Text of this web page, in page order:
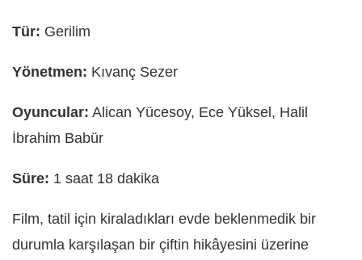
Tür: Gerilim
Yönetmen: Kıvanç Sezer
Oyuncular: Alican Yücesoy, Ece Yüksel, Halil
İbrahim Babür
Süre: 1 saat 18 dakika
Film, tatil için kiraladıkları evde beklenmedik bir
durumla karşılaşan bir çiftin hikâyesini üzerine